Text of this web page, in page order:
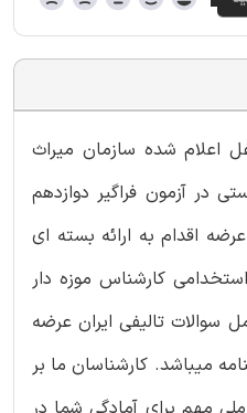
اعلام شده سازمان میراث
در آزمون فراگیر دوازدهم
اقدام به ارائه بسته ای
کارشناس موزه دار
تالیفی ایران عرضه
میباشد. کارشناسان ما بر